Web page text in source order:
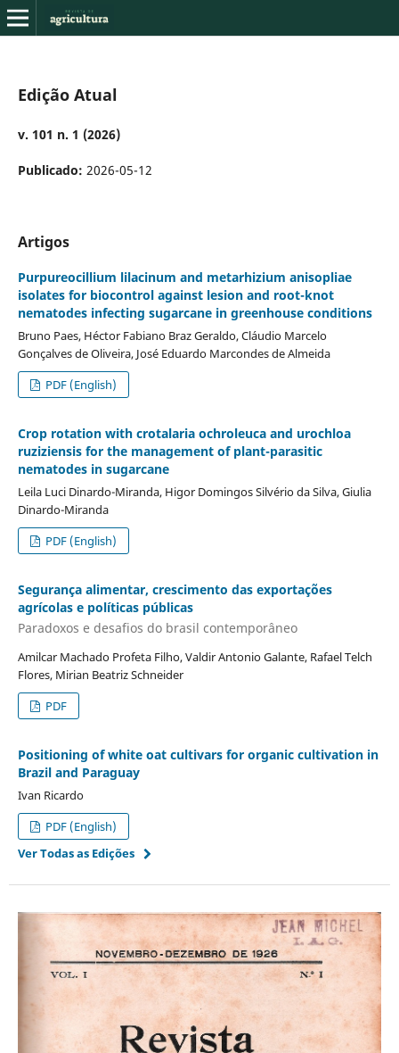
Edição Atual
v. 101 n. 1 (2026)
Publicado: 2026-05-12
Artigos
Purpureocillium lilacinum and metarhizium anisopliae
isolates for biocontrol against lesion and root-knot
nematodes infecting sugarcane in greenhouse conditions
Bruno Paes, Héctor Fabiano Braz Geraldo, Cláudio Marcelo
Gonçalves de Oliveira, José Eduardo Marcondes de Almeida
PDF (English)
Crop rotation with crotalaria ochroleuca and urochloa
ruziziensis for the management of plant-parasitic
nematodes in sugarcane
Leila Luci Dinardo-Miranda, Higor Domingos Silvério da Silva, Giulia
Dinardo-Miranda
PDF (English)
Segurança alimentar, crescimento das exportações
agrícolas e políticas públicas
Paradoxos e desafios do brasil contemporâneo
Amilcar Machado Profeta Filho, Valdir Antonio Galante, Rafael Telch
Flores, Mirian Beatriz Schneider
PDF
Positioning of white oat cultivars for organic cultivation in
Brazil and Paraguay
Ivan Ricardo
PDF (English)
Ver Todas as Edições